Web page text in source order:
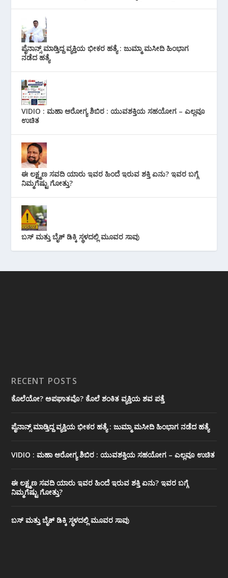
ಪೈನಾನ್ಸ್ ಮಾಡ್ತಿದ್ದ ವ್ಯಕ್ತಿಯ ಭೀಕರ‌ ಹತ್ಯೆ : ಜುಮ್ಮಾ ಮಸೀದಿ ಹಿಂಭಾಗ
ನಡೆದ ಹತ್ಯೆ
VIDIO : ಮಹಾ ಆರೋಗ್ಯ ಶಿಬಿರ : ಯುವಶಕ್ತಿಯ ಸಹಯೋಗ – ಎಲ್ಲವೂ
ಉಚಿತ
ಈ ಲಕ್ಷ್ಮಣ ಸವದಿ ಯಾರು ಇವರ ಹಿಂದೆ ಇರುವ ಶಕ್ತಿ ಏನು? ಇವರ ಬಗ್ಗೆ
ನಿಮ್ಮಗೆಷ್ಟು ಗೋತ್ತು?
ಬಸ್ ಮತ್ತು ಬೈಕ್ ಡಿಕ್ಕಿ ಸ್ಥಳದಲ್ಲಿ ಮೂವರ ಸಾವು
RECENT POSTS
ಕೊಲೆಯೋ? ಅಪಘಾತವೊ? ಕೊಲೆ ಶಂಕಿತ ವ್ಯಕ್ತಿಯ ಶವ ಪತ್ತೆ
ಪೈನಾನ್ಸ್ ಮಾಡ್ತಿದ್ದ ವ್ಯಕ್ತಿಯ ಭೀಕರ‌ ಹತ್ಯೆ : ಜುಮ್ಮಾ ಮಸೀದಿ ಹಿಂಭಾಗ ನಡೆದ ಹತ್ಯೆ
VIDIO : ಮಹಾ ಆರೋಗ್ಯ ಶಿಬಿರ : ಯುವಶಕ್ತಿಯ ಸಹಯೋಗ – ಎಲ್ಲವೂ ಉಚಿತ
ಈ ಲಕ್ಷ್ಮಣ ಸವದಿ ಯಾರು ಇವರ ಹಿಂದೆ ಇರುವ ಶಕ್ತಿ ಏನು? ಇವರ ಬಗ್ಗೆ
ನಿಮ್ಮಗೆಷ್ಟು ಗೋತ್ತು?
ಬಸ್ ಮತ್ತು ಬೈಕ್ ಡಿಕ್ಕಿ ಸ್ಥಳದಲ್ಲಿ ಮೂವರ ಸಾವು